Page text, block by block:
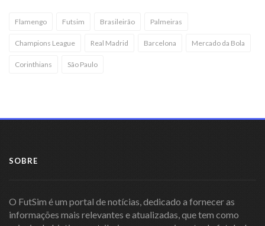
Flamengo Futsim Brasileirão Palmeiras
Champions League Real Madrid Barcelona Mercado da Bola
Corinthians São Paulo
SOBRE
O FutSim é um portal de notícias, dedicado a fornecer as
informações mais relevantes e atualizadas, que tem como